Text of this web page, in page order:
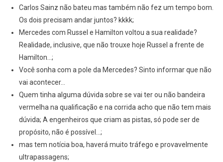
Carlos Sainz não bateu mas também não fez um tempo bom.
Os dois precisam andar juntos? kkkk;
Mercedes com Russel e Hamilton voltou a sua realidade?
Realidade, inclusive, que não trouxe hoje Russel a frente de
Hamilton…;
Você sonha com a pole da Mercedes? Sinto informar que não
vai acontecer…
Quem tinha alguma dúvida sobre se vai ter ou não bandeira
vermelha na qualificação e na corrida acho que não tem mais
dúvida; A engenheiros que criam as pistas, só pode ser de
propósito, não é possível…;
mas tem notícia boa, haverá muito tráfego e provavelmente
ultrapassagens;